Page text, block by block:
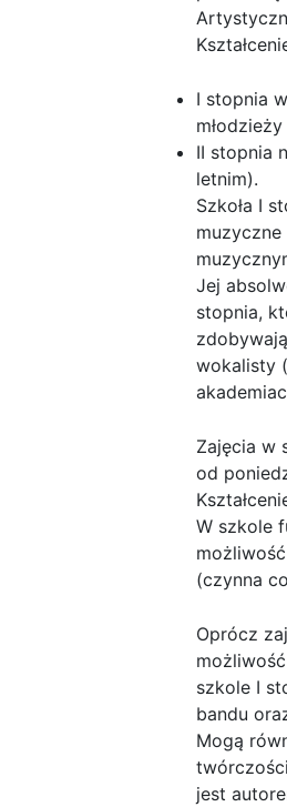
I stopnia
II stopnia
letnim).
Szkoła I
Jej
stopnia,
wokalisty
Zajęcia w
od
W szkole
(czynna
Oprócz
szkole I
bandu
Mogą
jest